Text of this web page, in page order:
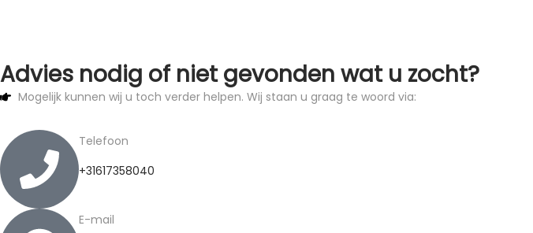
Advies nodig of niet gevonden wat u zocht?
Mogelijk kunnen wij u toch verder helpen. Wij staan u graag te woord via:
Telefoon
+31617358040
E-mail